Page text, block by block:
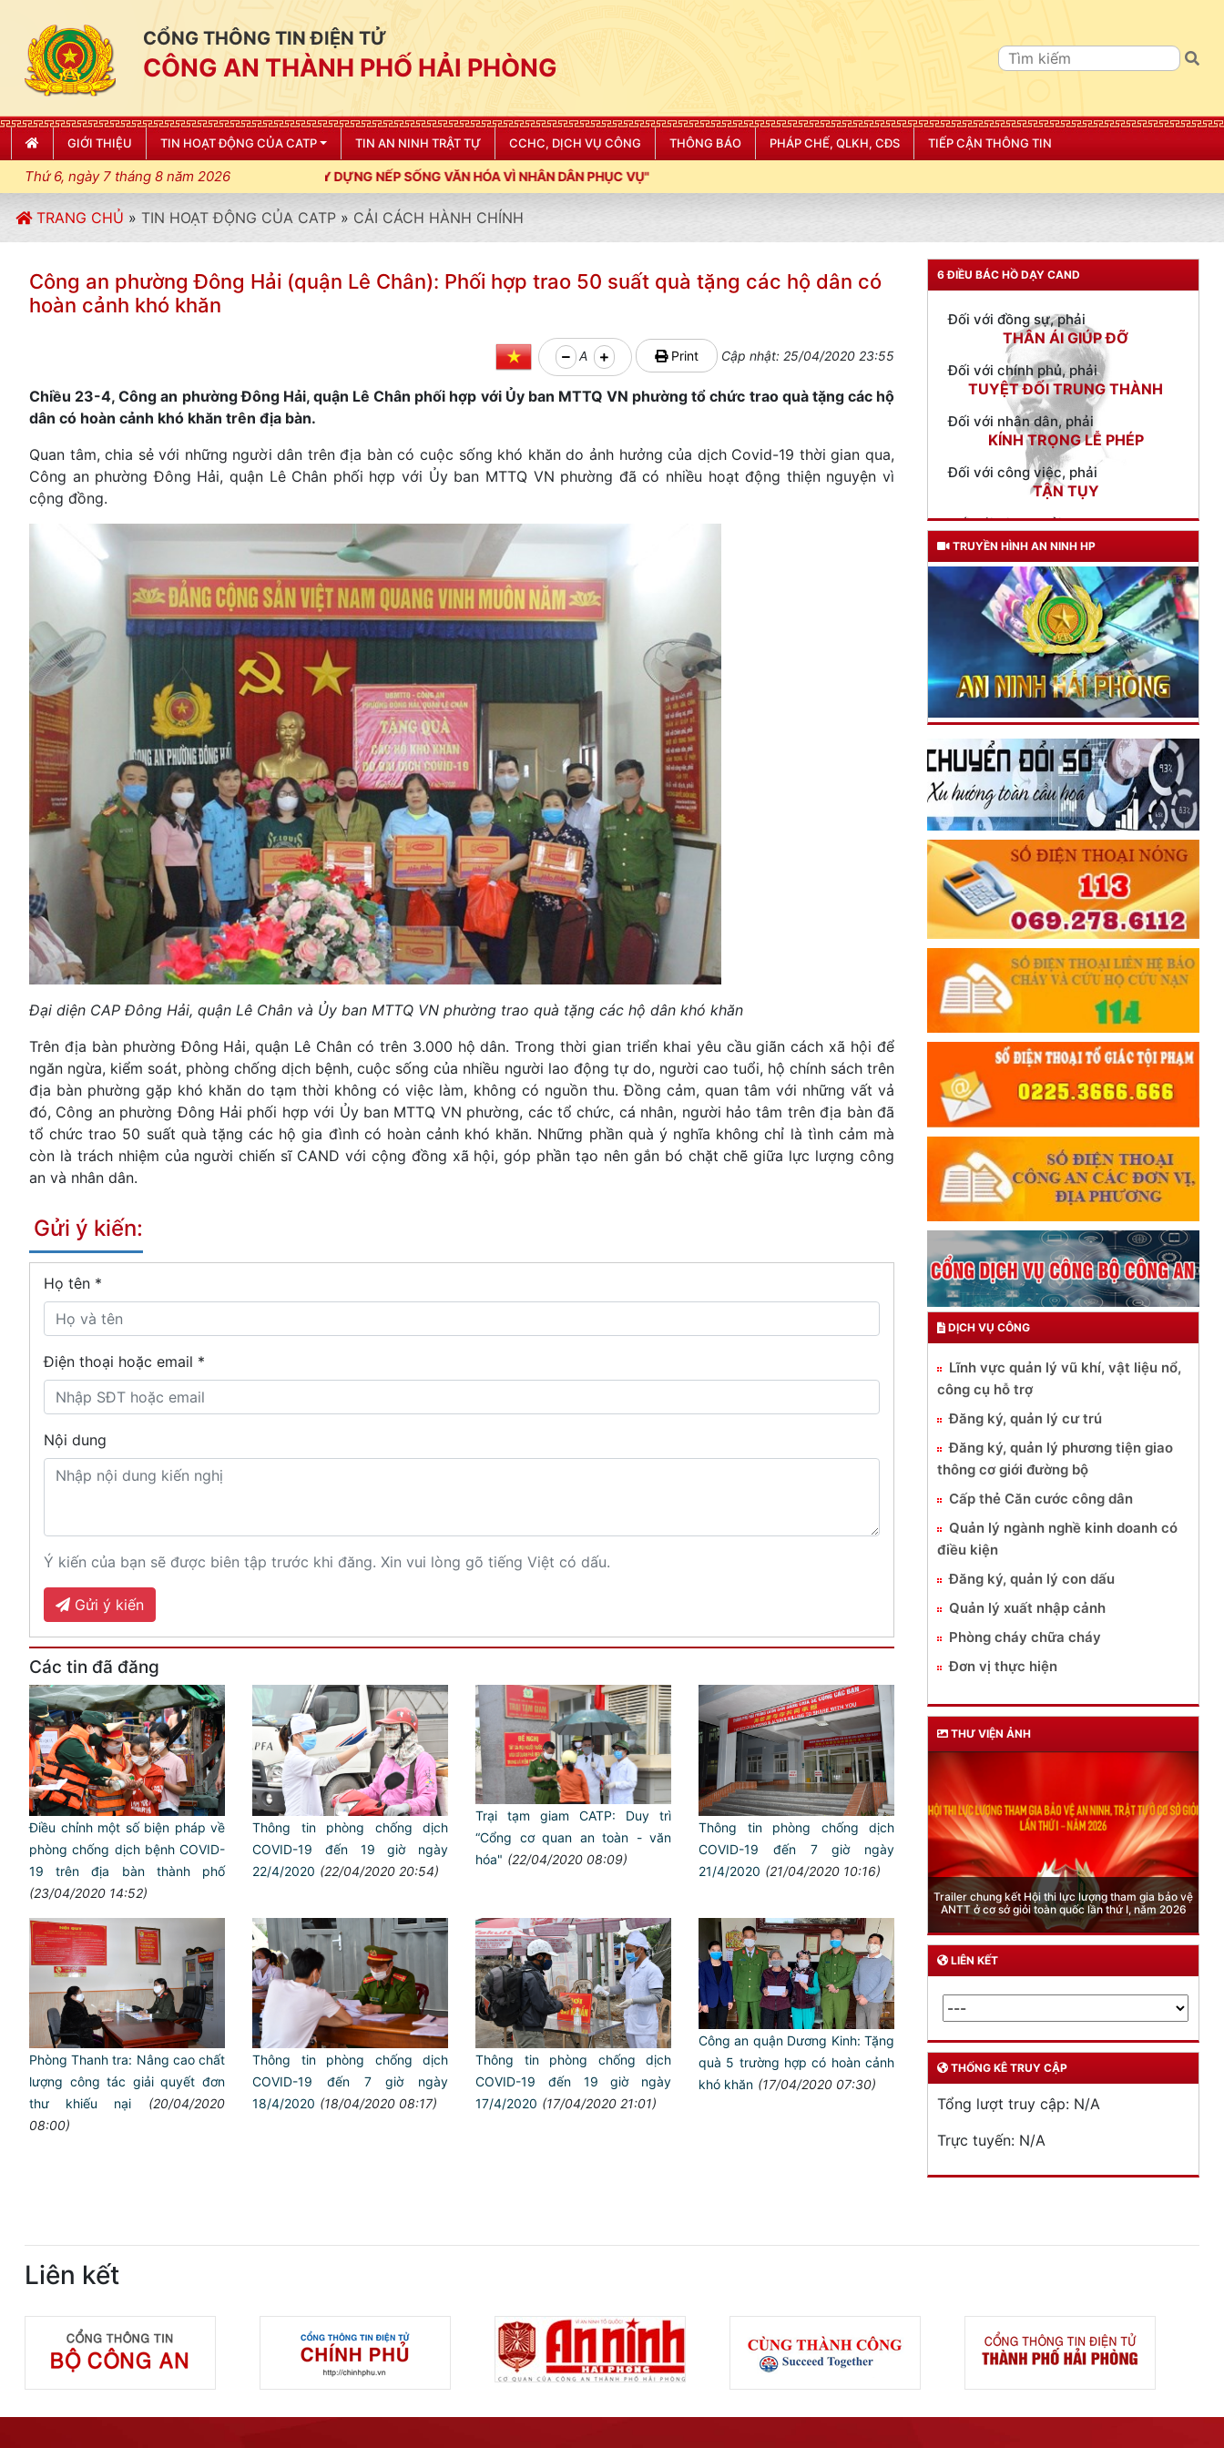
CỔNG THÔNG TIN ĐIỆN TỬ
CÔNG AN THÀNH PHỐ HẢI PHÒNG
GIỚI THIỆU TIN HOẠT ĐỘNG CỦA CATP TIN AN NINH TRẬT TỰ CCHC, DỊCH VỤ CÔNG THÔNG BÁO PHÁP CHẾ, QLKH, CĐS TIẾP CẬN THÔNG TIN
Thứ 6, ngày 7 tháng 8 năm 2026
KỶ CƯƠNG, ĐIỀU LỆNH; XÂY DỰNG NẾP SỐNG VĂN HÓA VÌ NHÂN DÂN PHỤC VỤ"
TRANG CHỦ » TIN HOẠT ĐỘNG CỦA CATP » CẢI CÁCH HÀNH CHÍNH
Công an phường Đông Hải (quận Lê Chân): Phối hợp trao 50 suất quà tặng các hộ dân có
hoàn cảnh khó khăn
A Print Cập nhật: 25/04/2020 23:55
Chiều 23-4, Công an phường Đông Hải, quận Lê Chân phối hợp với Ủy ban MTTQ VN phường tổ chức trao quà tặng các hộ
dân có hoàn cảnh khó khăn trên địa bàn.
Quan tâm, chia sẻ với những người dân trên địa bàn có cuộc sống khó khăn do ảnh hưởng của dịch Covid-19 thời gian qua,
Công an phường Đông Hải, quận Lê Chân phối hợp với Ủy ban MTTQ VN phường đã có nhiều hoạt động thiện nguyện vì
cộng đồng.
Đại diện CAP Đông Hải, quận Lê Chân và Ủy ban MTTQ VN phường trao quà tặng các hộ dân khó khăn
Trên địa bàn phường Đông Hải, quận Lê Chân có trên 3.000 hộ dân. Trong thời gian triển khai yêu cầu giãn cách xã hội để
ngăn ngừa, kiểm soát, phòng chống dịch bệnh, cuộc sống của nhiều người lao động tự do, người cao tuổi, hộ chính sách trên
địa bàn phường gặp khó khăn do tạm thời không có việc làm, không có nguồn thu. Đồng cảm, quan tâm với những vất vả
đó, Công an phường Đông Hải phối hợp với Ủy ban MTTQ VN phường, các tổ chức, cá nhân, người hảo tâm trên địa bàn đã
tổ chức trao 50 suất quà tặng các hộ gia đình có hoàn cảnh khó khăn. Những phần quà ý nghĩa không chỉ là tình cảm mà
còn là trách nhiệm của người chiến sĩ CAND với cộng đồng xã hội, góp phần tạo nên gắn bó chặt chẽ giữa lực lượng công
an và nhân dân.
Gửi ý kiến:
Họ tên *
Điện thoại hoặc email *
Nội dung
Ý kiến của bạn sẽ được biên tập trước khi đăng. Xin vui lòng gõ tiếng Việt có dấu.
Gửi ý kiến
Các tin đã đăng
Điều chỉnh một số biện pháp về
phòng chống dịch bệnh COVID-
19 trên địa bàn thành phố
(23/04/2020 14:52)
Thông tin phòng chống dịch
COVID-19 đến 19 giờ ngày
22/4/2020 (22/04/2020 20:54)
Trại tạm giam CATP: Duy trì
“Cổng cơ quan an toàn - văn
hóa" (22/04/2020 08:09)
Thông tin phòng chống dịch
COVID-19 đến 7 giờ ngày
21/4/2020 (21/04/2020 10:16)
Phòng Thanh tra: Nâng cao chất
lượng công tác giải quyết đơn
thư khiếu nại
(20/04/2020
08:00)
Thông tin phòng chống dịch
COVID-19 đến 7 giờ ngày
18/4/2020 (18/04/2020 08:17)
Thông tin phòng chống dịch
COVID-19 đến 19 giờ ngày
17/4/2020 (17/04/2020 21:01)
Công an quận Dương Kinh: Tặng
quà 5 trường hợp có hoàn cảnh
khó khăn (17/04/2020 07:30)
6 ĐIỀU BÁC HỒ DẠY CAND
TƯ CÁCH
Đối với đồng sự, phải
THÂN ÁI GIÚP ĐỠ
Đối với chính phủ, phải
TUYỆT ĐỐI TRUNG THÀNH
Đối với nhân dân, phải
KÍNH TRỌNG LỄ PHÉP
Đối với công việc, phải
TẬN TỤY
Đối với địch, phải
CƯƠNG QUYẾT, KHÔN KHÉO
Trích thư Chủ tịch Hồ Chí Minh
gửi Công an Khu XII,
TRUYỀN HÌNH AN NINH HP
DỊCH VỤ CÔNG
Lĩnh vực quản lý vũ khí, vật liệu nổ,
công cụ hỗ trợ
Đăng ký, quản lý cư trú
Đăng ký, quản lý phương tiện giao
thông cơ giới đường bộ
Cấp thẻ Căn cước công dân
Quản lý ngành nghề kinh doanh có
điều kiện
Đăng ký, quản lý con dấu
Quản lý xuất nhập cảnh
Phòng cháy chữa cháy
Đơn vị thực hiện
THƯ VIỆN ẢNH
Phòng Quản lý xuất nhập cảnh: Hướng dẫn những
quy định mới trong lĩnh vực xuất cảnh, nhập cảnh
của công dân việt nam từ ngày 01/7/2026
LIÊN KẾT
THỐNG KÊ TRUY CẬP
Tổng lượt truy cập: N/A
Trực tuyến: N/A
Liên kết